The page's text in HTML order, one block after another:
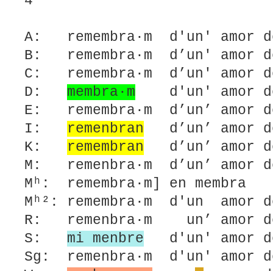
A: remembra·m d'un' amor
B: remembra·m d’un' amor
C: remembra·m d’un' amor
D: membra·m d'un' amor
E: remembra·m d’un’ amor
I: remenbran d’un’ amor
K: remembran d’un’ amor
M: remenbra·m d’un’ amor
Mʰ: remembra·m] en membra
Mʰ²: remembra·m d'un amor
R: remenbra·m un’ amor
S: mi menbre d'un' amor
Sg: remenbra·m d'un' amor